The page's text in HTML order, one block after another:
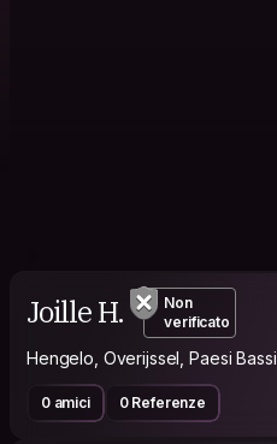
Joille H.
Non
verificato
Hengelo, Overijssel, Paesi Bassi
0 amici 0 Referenze